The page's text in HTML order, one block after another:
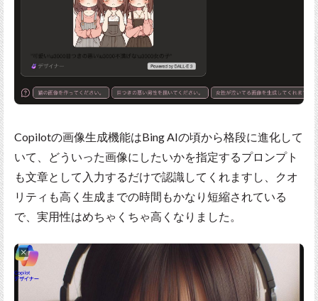
Copilotの画像生成機能はBing AIの頃から格段に進化して
いて、どういった画像にしたいかを指定するプロンプト
も文章として入力するだけで認識してくれますし、クオ
リティも高く生成までの時間もかなり短縮されている
で、実用性はめちゃくちゃ高くなりました。